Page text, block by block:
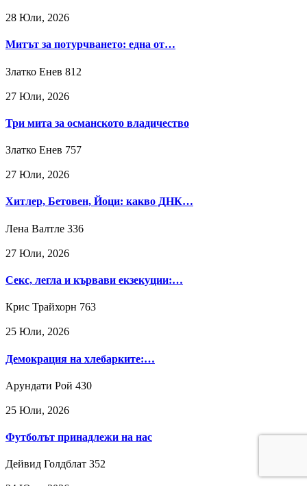
28 Юли, 2026
Митът за потурчването: една от…
Златко Енев 812
27 Юли, 2026
Три мита за османското владичество
Златко Енев 757
27 Юли, 2026
Хитлер, Бетовен, Йоци: какво ДНК…
Лена Валтле 336
27 Юли, 2026
Секс, легла и кървави екзекуции:…
Крис Трайхорн 763
25 Юли, 2026
Демокрация на хлебарките:…
Арундати Рой 430
25 Юли, 2026
Футболът принадлежи на нас
Дейвид Голдблат 352